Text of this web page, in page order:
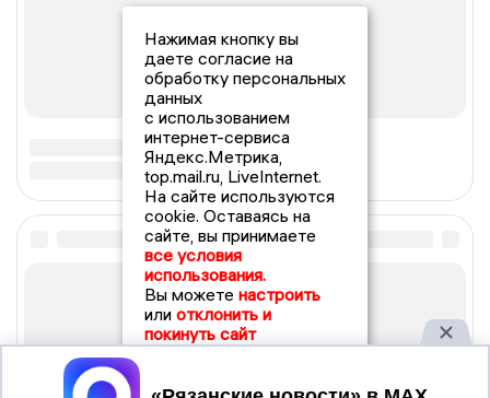
Нажимая кнопку вы
даете согласие на
обработку персональных
данных
с использованием
интернет-сервиса
Яндекс.Метрика,
top.mail.ru, LiveInternet.
На сайте используются
cookie. Оставаясь на
сайте, вы принимаете
все условия
использования.
Вы можете настроить
или отклонить и
покинуть сайт
Принять